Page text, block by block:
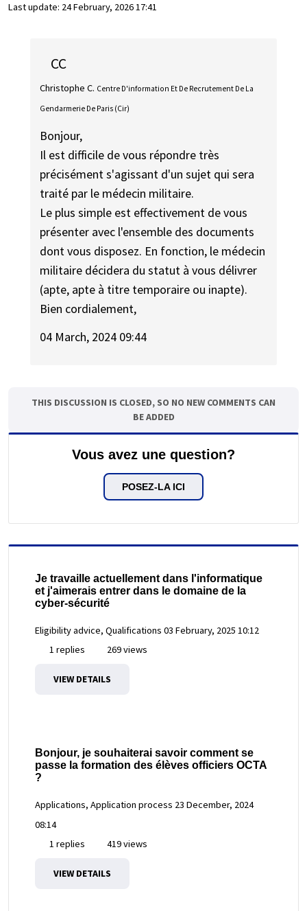
Last update: 24 February, 2026 17:41
CC
Christophe C. Centre D'information Et De Recrutement De La
Gendarmerie De Paris (Cir)
Bonjour,
Il est difficile de vous répondre très
précisément s'agissant d'un sujet qui sera
traité par le médecin militaire.
Le plus simple est effectivement de vous
présenter avec l'ensemble des documents
dont vous disposez. En fonction, le médecin
militaire décidera du statut à vous délivrer
(apte, apte à titre temporaire ou inapte).
Bien cordialement,
04 March, 2024 09:44
THIS DISCUSSION IS CLOSED, SO NO NEW COMMENTS CAN
BE ADDED
Vous avez une question?
POSEZ-LA ICI
Je travaille actuellement dans l'informatique
et j'aimerais entrer dans le domaine de la
cyber-sécurité
Eligibility advice, Qualifications 03 February, 2025 10:12
1 replies
269 views
VIEW DETAILS
Bonjour, je souhaiterai savoir comment se
passe la formation des élèves officiers OCTA
?
Applications, Application process 23 December, 2024
08:14
1 replies
419 views
VIEW DETAILS